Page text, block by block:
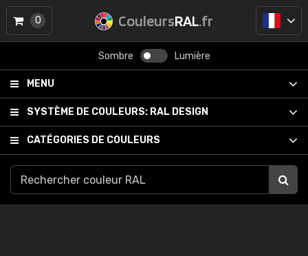
CouleursRAL.fr
Sombre Lumière
MENU
SYSTÈME DE COULEURS: RAL DESIGN
CATÉGORIES DE COULEURS
0